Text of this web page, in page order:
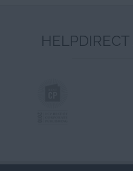
HELPDIRECT